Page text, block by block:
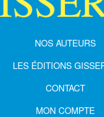
NOS AUTEURS
LES ÉDITIONS
CONTACT
MON COMPTE